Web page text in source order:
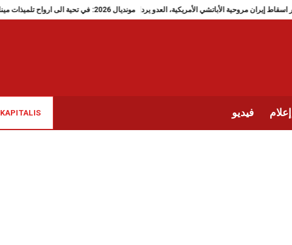
على اثر اسقاط إيران مروحية الأباتشي الأمريكية، العدو يرد مونديال 2026: في تحية الى ارواح تلميذات ميناب، منتخب إيران يضع دَبُّوس رقم 168
إعلام فيديو KAPITALIS